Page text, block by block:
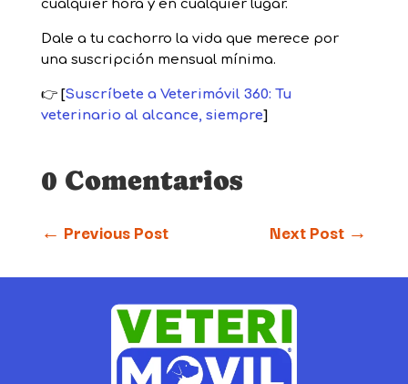
cualquier hora y en cualquier lugar.
Dale a tu cachorro la vida que merece por
una suscripción mensual mínima.
👉 [Suscríbete a Veterimóvil 360: Tu
veterinario al alcance, siempre]
0 Comentarios
← Previous Post Next Post →